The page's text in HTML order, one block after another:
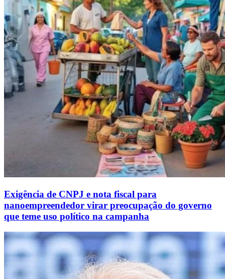
Exigência de CNPJ e nota fiscal para
nanoempreendedor virar preocupação do governo
que teme uso político na campanha